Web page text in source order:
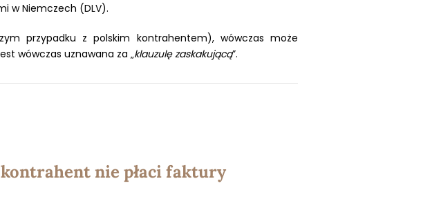
w Niemczech (DLV).
przypadku z polskim kontrahentem), wówczas może
wówczas uznawana za „klauzulę zaskakującą”.
nie płaci faktury